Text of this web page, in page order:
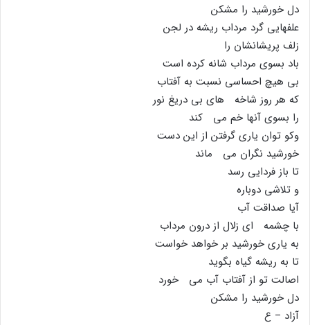
دل خورشید را مشکن
علفهایى گرد مرداب ریشه در لجن
زلف پریشانشان را
باد بسوى مرداب شانه کرده است
بى هیچ احساسى نسبت به آفتاب
که هر روز شاخه هاى بى دریغ نور
را بسوى آنها خم مى کند
وکو توان یارى گرفتن از این دست
خورشید نگران مى ماند
تا باز فردایى رسد
و تلاشى دوباره
آیا صداقت آب
با چشمه اى زلال از درون مرداب
به یارى خورشید بر خواهد خواست
تا به ریشه گیاه بگوید
اصالت تو از آفتاب آب مى خورد
دل خورشید را مشکن
آزاد – ع